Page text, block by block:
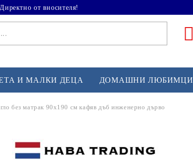
от вносителя!
Баскетбол
И МАЛКИ ДЕЦА ДОМАШНИ ЛЮБИМЦИ
без матрак 90x190 см кафяв дъб инженерно дърво